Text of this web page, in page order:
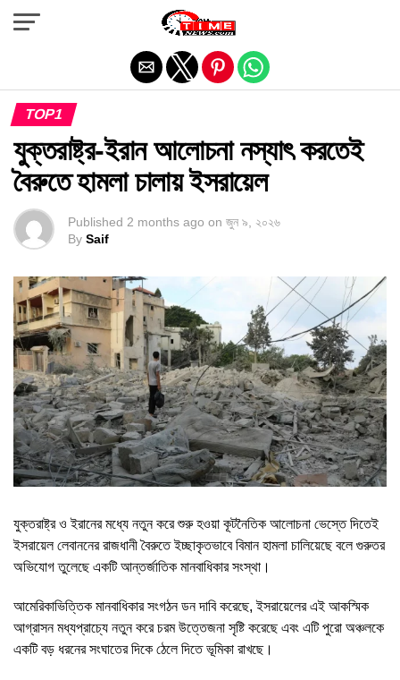
TOP1
যুক্তরাষ্ট্র-ইরান আলোচনা নস্যাৎ করতেই
বৈরুতে হামলা চালায় ইসরায়েল
Published 2 months ago on জুন ৯, ২০২৬
By Saif
যুক্তরাষ্ট্র ও ইরানের মধ্যে নতুন করে শুরু হওয়া কূটনৈতিক আলোচনা ভেস্তে দিতেই
ইসরায়েল লেবাননের রাজধানী বৈরুতে ইচ্ছাকৃতভাবে বিমান হামলা চালিয়েছে বলে গুরুতর
অভিযোগ তুলেছে একটি আন্তর্জাতিক মানবাধিকার সংস্থা।
আমেরিকাভিত্তিক মানবাধিকার সংগঠন ডন দাবি করেছে, ইসরায়েলের এই আকস্মিক
আগ্রাসন মধ্যপ্রাচ্যে নতুন করে চরম উত্তেজনা সৃষ্টি করেছে এবং এটি পুরো অঞ্চলকে
একটি বড় ধরনের সংঘাতের দিকে ঠেলে দিতে ভূমিকা রাখছে।
Exit mobile version